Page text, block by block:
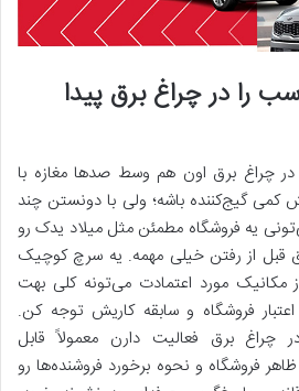
را در چراغ برق پیدا
در چراغ برق اون هم وسط صدها مغازه با
کمی گیج‌کننده باشه؛ ولی با دونستن چند
یه فروشگاه مطمئن مثل میلاد یدک رو
قبل از رفتن خیلی مهمه. یه سرچ کوچیک
مکانیک مورد اعتمادت می‌تونه کلی بهت
فروشگاه و سابقه کاریش توجه کن.
چراغ برق فعالیت دارن معمولاً قابل
فروشگاه و نحوه برخورد فروشنده‌ها رو